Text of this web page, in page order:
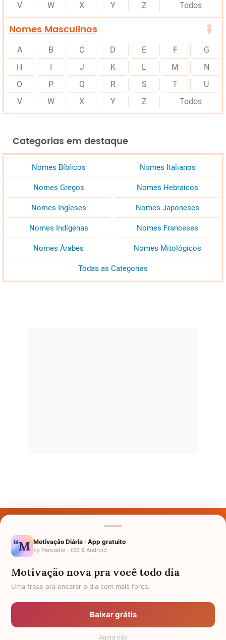
V
W X Y Z Todos
Nomes Masculinos
A B C D E F
G
H
J K L M
N
O
P Q R S T
U
V
W X Y Z Todos
Categorias em destaque
Nomes Bíblicos Nomes Italianos
Nomes Gregos Nomes Hebraicos
Nomes Ingleses Nomes Japoneses
Nomes Indígenas Nomes Franceses
Nomes Árabes Nomes Mitológicos
Todas as Categorias
Nomes pelo Mundo
Política de Privacidade
Anuncie
Motivação Diária · App gratuito
by Pensador · iOS & Android
Motivação nova pra você todo dia
Uma frase pra encarar o dia com mais força.
Baixar grátis
Agora não